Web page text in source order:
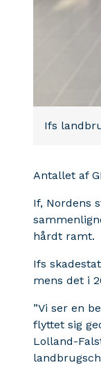
Ifs
Antallet af
If, Nordens
hårdt ramt.
Ifs
mens det i
”Vi ser en
flyttet sig
Lolland-